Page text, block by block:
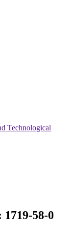
Technological
58-0